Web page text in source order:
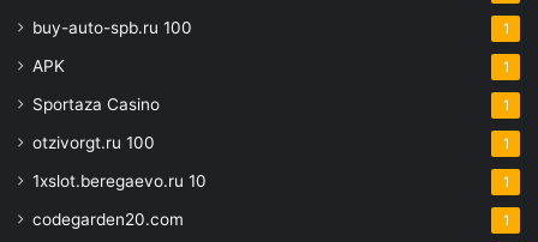
buy-auto-spb.ru 100 1
APK 1
Sportaza Casino 1
otzivorgt.ru 100 1
1xslot.beregaevo.ru 10 1
codegarden20.com 1